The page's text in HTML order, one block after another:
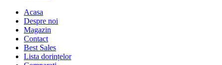
Acasa
Despre noi
Magazin
Contact
Best Sales
Lista dorințelor